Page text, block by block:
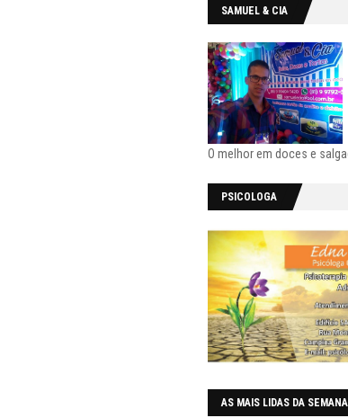
SAMUEL & CIA
O melhor em doces e
PSICOLOGA
AS MAIS LIDAS DA SEMANA